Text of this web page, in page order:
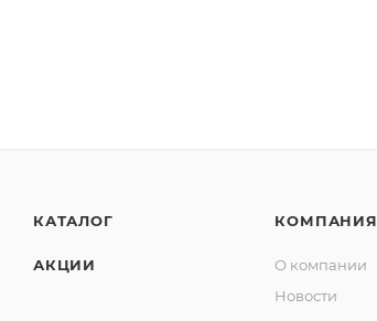
КАТАЛОГ
АКЦИИ
КОМПАНИЯ
О компании
Новости